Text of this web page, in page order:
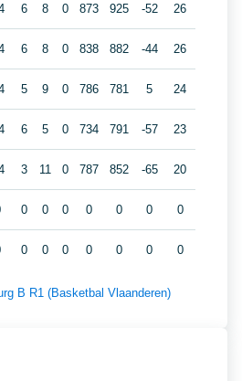
6 8 0 873 925 -52 26
6 8 0 838 882 -44 26
5 9 0 786 781 5 24
6 5 0 734 791 -57 23
3 11 0 787 852 -65 20
0 0 0 0 0 0 0
0 0 0 0 0 0 0
B R1 (Basketbal Vlaanderen)